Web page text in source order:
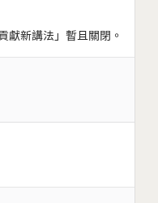
獻新講法」暫且關閉。